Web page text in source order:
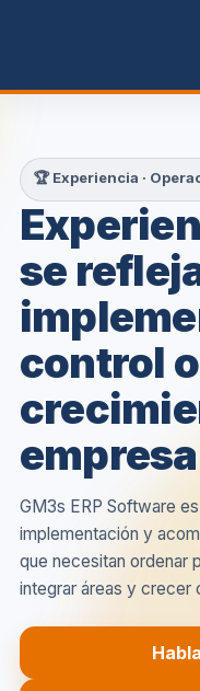
🏆 Experiencia ·
se
control
GM3s ERP Software
implementación y
que necesitan ordenar
integrar áreas y crecer